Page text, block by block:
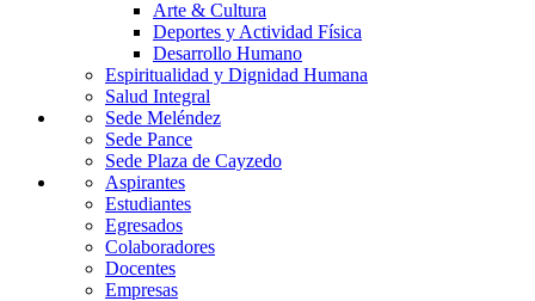
Arte & Cultura
Deportes y Actividad Física
Desarrollo Humano
Espiritualidad y Dignidad Humana
Salud Integral
Sede Meléndez
Sede Pance
Sede Plaza de Cayzedo
Aspirantes
Estudiantes
Egresados
Colaboradores
Docentes
Empresas